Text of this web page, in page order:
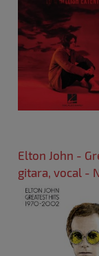
Elton John -
gitara, vocal -